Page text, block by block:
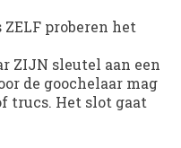
proberen het
ZIJN sleutel aan een
de goochelaar mag
trucs. Het slot gaat